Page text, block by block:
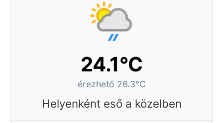
24.1°C
érezhető 26.3°C
Helyenként eső a közelben